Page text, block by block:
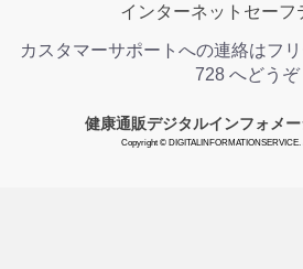
インターネットセーフ
カスタマーサポートへの連絡はフ
728 へどうぞ
健康通販デジタルインフォメ
Copyright © DIGITALINFORMATIONSERVICE.